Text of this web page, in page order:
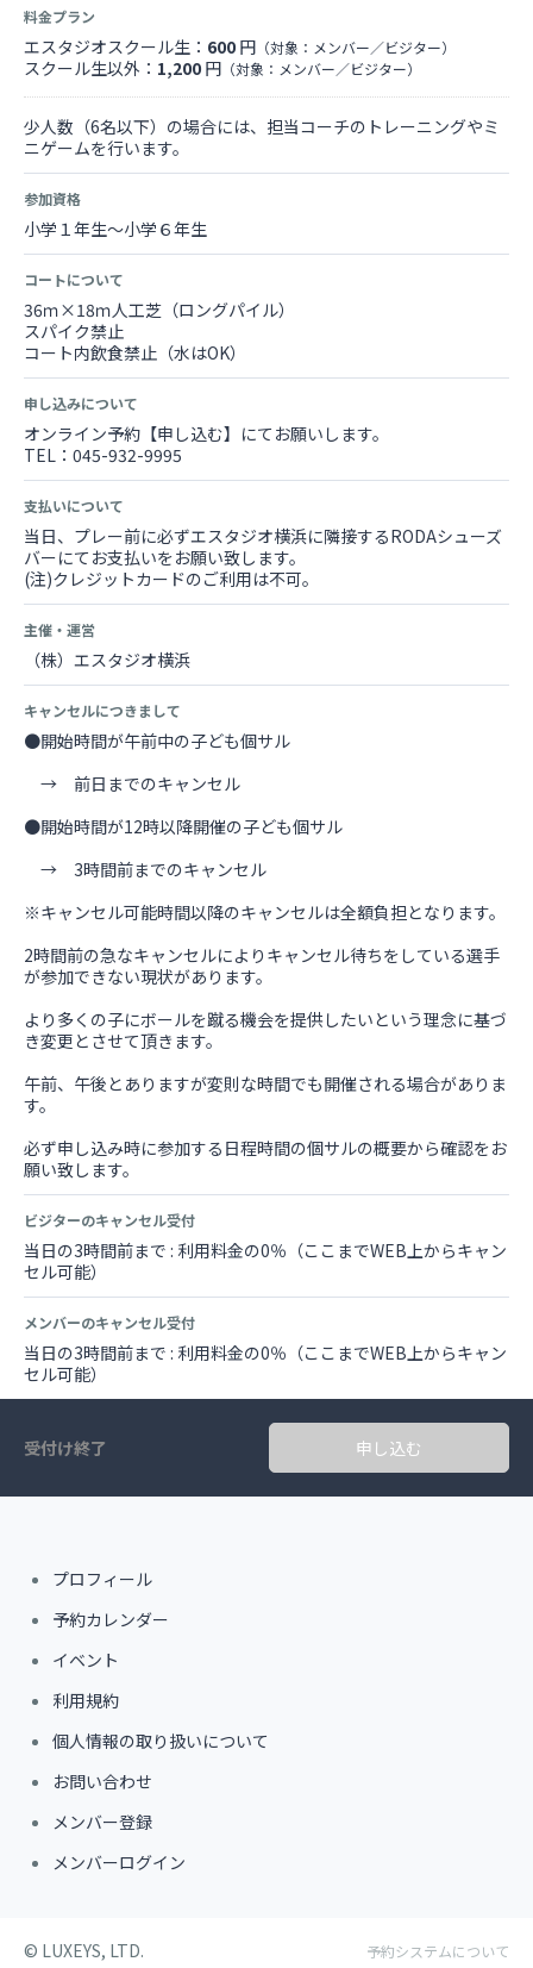
料金プラン
エスタジオスクール生： 600 円 （対象：メンバー／ビジター）
スクール生以外： 1,200 円 （対象：メンバー／ビジター）
少人数（6名以下）の場合には、担当コーチのトレーニングやミ
ニゲームを行います。
参加資格
小学１年生～小学６年生
コートについて
36ｍ×18ｍ人工芝（ロングパイル）
スパイク禁止
コート内飲食禁止（水はOK）
申し込みについて
オンライン予約【申し込む】にてお願いします。
TEL：045-932-9995
支払いについて
当日、プレー前に必ずエスタジオ横浜に隣接するRODAシューズ
バーにてお支払いをお願い致します。
(注)クレジットカードのご利用は不可。
主催・運営
（株）エスタジオ横浜
キャンセルにつきまして
●開始時間が午前中の子ども個サル
→ 前日までのキャンセル
●開始時間が12時以降開催の子ども個サル
→ 3時間前までのキャンセル
※キャンセル可能時間以降のキャンセルは全額負担となります。
2時間前の急なキャンセルによりキャンセル待ちをしている選手
が参加できない現状があります。
より多くの子にボールを蹴る機会を提供したいという理念に基づ
き変更とさせて頂きます。
午前、午後とありますが変則な時間でも開催される場合がありま
す。
必ず申し込み時に参加する日程時間の個サルの概要から確認をお
願い致します。
ビジターのキャンセル受付
当日の3時間前まで : 利用料金の0％（ここまでWEB上からキャン
セル可能）
メンバーのキャンセル受付
当日の3時間前まで : 利用料金の0％（ここまでWEB上からキャン
セル可能）
受付け終了 申し込む
プロフィール
予約カレンダー
イベント
利用規約
個人情報の取り扱いについて
お問い合わせ
メンバー登録
メンバーログイン
©︎ LUXEYS, LTD. 予約システムについて